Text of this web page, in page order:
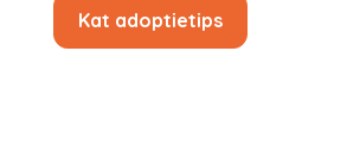
Kat adoptietips